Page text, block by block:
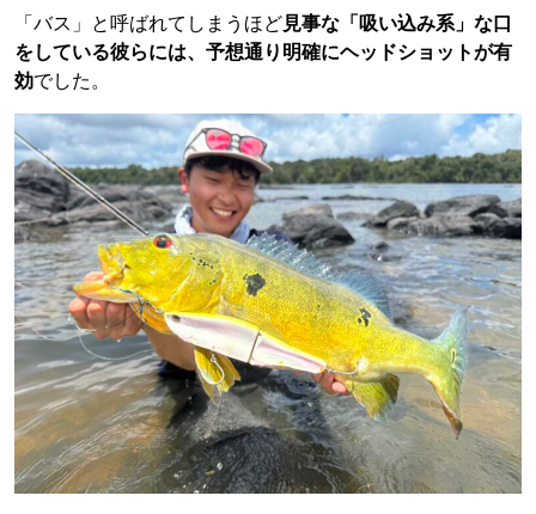
「バス」と呼ばれてしまうほど見事な「吸い込み系」な口
をしている彼らには、予想通り明確にヘッドショットが有
効でした。